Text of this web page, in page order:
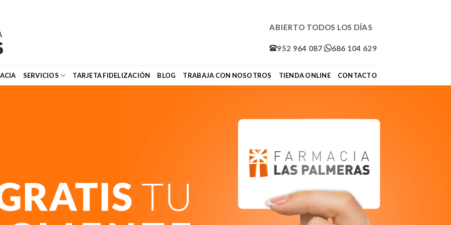
ABIERTO TODOS LOS DÍAS
952 964 087 686 104 629
SERVICIOS TARJETA FIDELIZACIÓN BLOG TRABAJA CON NOSOTROS TIENDA ONLINE CONTACTO